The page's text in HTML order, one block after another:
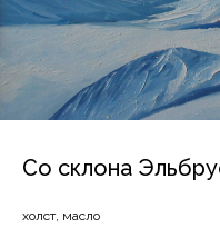
Со склона
холст, масло